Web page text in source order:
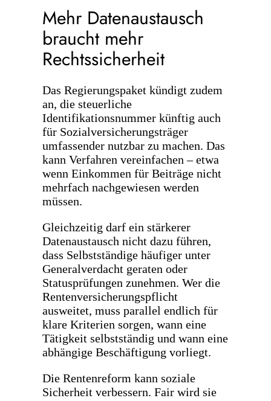
Mehr Datenaustausch
braucht mehr
Rechtssicherheit
Das Regierungspaket kündigt zudem
an, die steuerliche
Identifikationsnummer künftig auch
für Sozialversicherungsträger
umfassender nutzbar zu machen. Das
kann Verfahren vereinfachen – etwa
wenn Einkommen für Beiträge nicht
mehrfach nachgewiesen werden
müssen.
Gleichzeitig darf ein stärkerer
Datenaustausch nicht dazu führen,
dass Selbstständige häufiger unter
Generalverdacht geraten oder
Statusprüfungen zunehmen. Wer die
Rentenversicherungspflicht
ausweitet, muss parallel endlich für
klare Kriterien sorgen, wann eine
Tätigkeit selbstständig und wann eine
abhängige Beschäftigung vorliegt.
Die Rentenreform kann soziale
Sicherheit verbessern. Fair wird sie